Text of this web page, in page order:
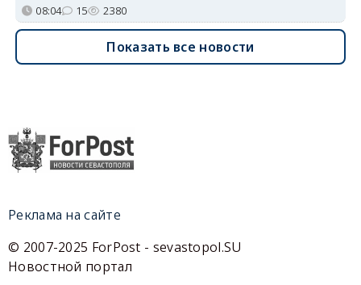
08:04 15 2380
Показать все новости
Реклама на сайте
© 2007-2025 ForPost - sevastopol.SU
Новостной портал